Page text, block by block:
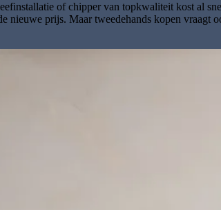
of chipper van topkwaliteit kost al
prijs. Maar tweedehands kopen vraagt